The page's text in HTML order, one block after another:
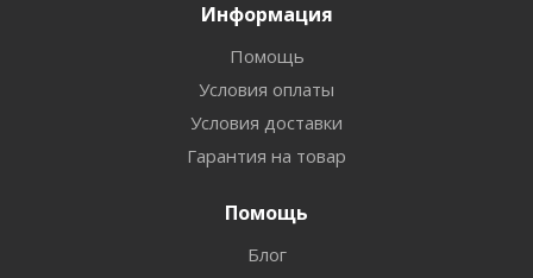
Информация
Помощь
Условия оплаты
Условия доставки
Гарантия на товар
Помощь
Блог